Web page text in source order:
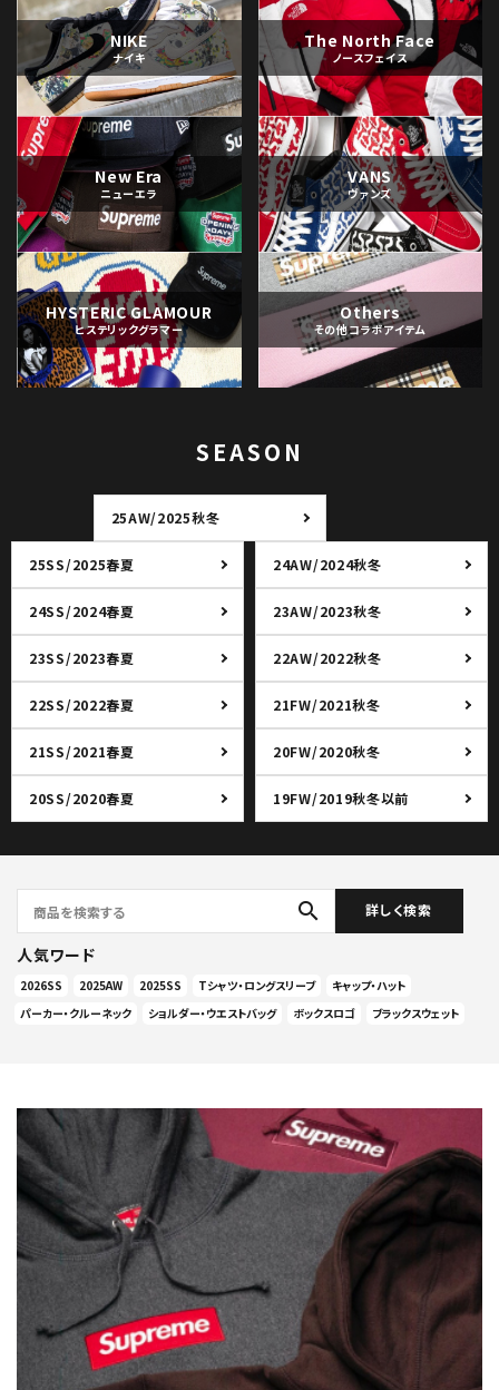
NIKE
ナイキ
The North Face
ノースフェイス
New Era
ニューエラ
VANS
ヴァンズ
HYSTERIC GLAMOUR
ヒステリックグラマー
Others
その他コラボアイテム
SEASON
25AW/2025秋冬
25SS/2025春夏 24AW/2024秋冬
24SS/2024春夏 23AW/2023秋冬
23SS/2023春夏 22AW/2022秋冬
22SS/2022春夏 21FW/2021秋冬
21SS/2021春夏 20FW/2020秋冬
20SS/2020春夏 19FW/2019秋冬以前
search 詳しく検索
人気ワード
2026SS 2025AW 2025SS Tシャツ・ロングスリーブ
キャップ・ハット
パーカー・クルーネック
ショルダー・ウエストバッグ ボックスロゴ ブラックスウェット